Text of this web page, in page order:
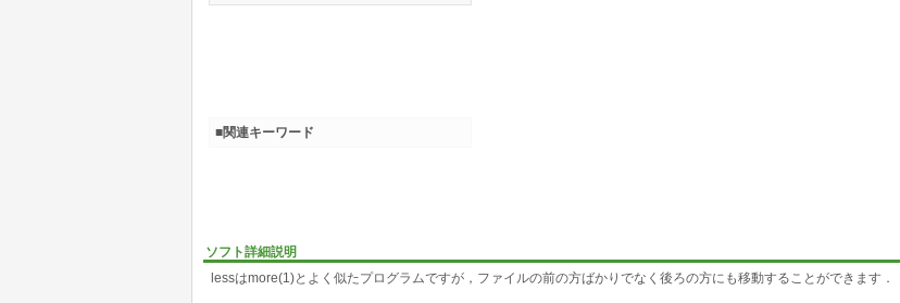
ソフト詳細説明
lessはmore(1)とよく似たプログラムですが，ファイルの前の方ばかりでなく後ろの方にも移動することができます．
■関連キーワード